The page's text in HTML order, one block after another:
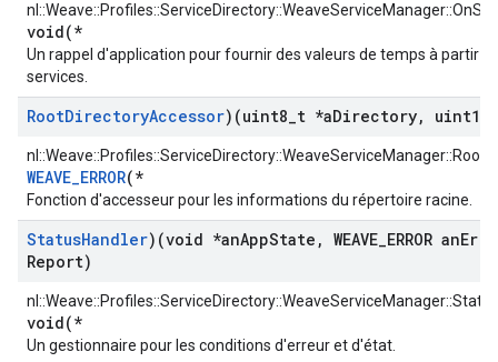
void(*
Un rappel d'application pour fournir des valeurs de temps à partir
services.
RootDirectoryAccessor)(uint8 t *aDirectory, uint16
WEAVE_ERROR(*
Fonction d'accesseur pour les informations du répertoire racine.
StatusHandler)(void *anAppState , WEAVE ERROR an
Report)
void(*
Un gestionnaire pour les conditions d'erreur et d'état.